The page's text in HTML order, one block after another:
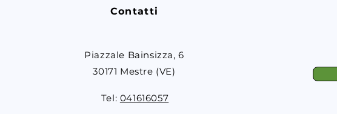
Contatti
Piazzale Bainsizza, 6
30171 Mestre (VE)
Tel: 041616057